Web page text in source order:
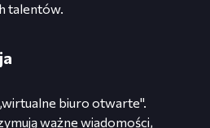
talentów.
biuro otwarte".
ważne wiadomości,